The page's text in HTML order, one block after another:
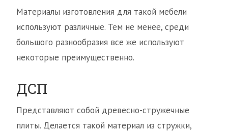
Материалы изготовления для такой мебели
используют различные. Тем не менее, среди
большого разнообразия все же используют
некоторые преимущественно.
ДСП
Представляют собой древесно-стружечные
плиты. Делается такой материал из стружки,